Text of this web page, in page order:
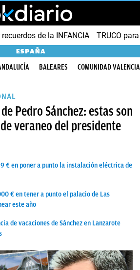
de la INFANCIA TRUCO
ESPAÑA
BALEARES COMUNIDAD
Pedro Sánchez: estas son
veraneo del presidente
€ en poner a punto la instalación eléctrica de
€ en tener a punto el palacio de Las
este año
de vacaciones de Sánchez en Lanzarote